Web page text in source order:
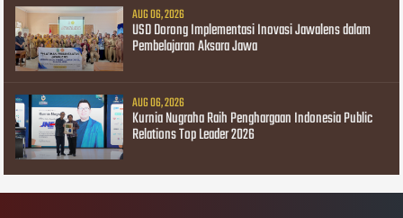
AUG 06, 2026
USD Dorong Implementasi Inovasi Jawalens dalam
Pembelajaran Aksara Jawa
AUG 06, 2026
Kurnia Nugraha Raih Penghargaan Indonesia Public
Relations Top Leader 2026